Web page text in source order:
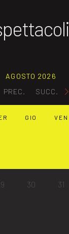
PREC.
AGOSTO 2026
SUCC.
GIO VEN
30 31